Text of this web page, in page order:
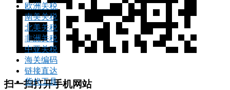
扫一扫打开手机网站
欧洲关税
南美关税
北美关税
非洲关税
中亚关税
海关编码
链接直达
货代工具